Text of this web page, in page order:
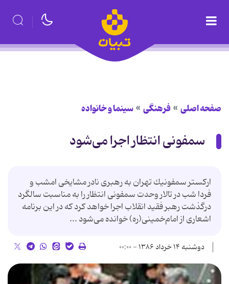
صفحه اصلی فرهنگی سینما و خانواده
سمفونی انتظار اجرا می‌شود
اركستر سمفونیك تهران به رهبری نادر مشایخی امشب و
فردا شب در تالار وحدت سمفونی انتظار را به مناسبت سالگرد
درگذشت رهبر فقید انقلاب اجرا خواهد كرد كه در این برنامه
اشعاری از امام‌خمینی(ره) خوانده می‌شود ...
دوشنبه ۱۴ خرداد ۱۳۸۶ - ۰۰:۰۰